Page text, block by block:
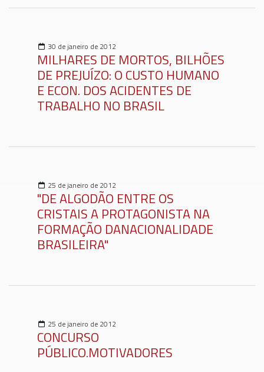
30 de janeiro de 2012
MILHARES DE MORTOS, BILHÕES
DE PREJUÍZO: O CUSTO HUMANO
E ECON. DOS ACIDENTES DE
TRABALHO NO BRASIL
25 de janeiro de 2012
"DE ALGODÃO ENTRE OS
CRISTAIS A PROTAGONISTA NA
FORMAÇÃO DANACIONALIDADE
BRASILEIRA"
25 de janeiro de 2012
CONCURSO
PÚBLICO.MOTIVADORES